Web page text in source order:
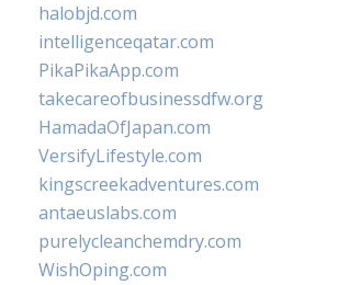
halobjd.com
intelligenceqatar.com
PikaPikaApp.com
takecareofbusinessdfw.org
HamadaOfJapan.com
VersifyLifestyle.com
kingscreekadventures.com
antaeuslabs.com
purelycleanchemdry.com
WishOping.com